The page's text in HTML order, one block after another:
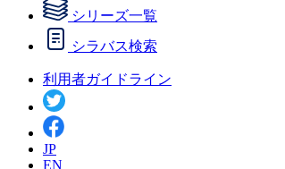
シリーズ一覧
シラバス検索
利用者ガイドライン
JP
EN